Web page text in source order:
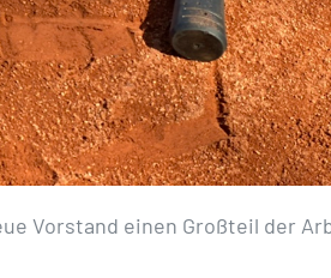
Vorstand einen Großteil der